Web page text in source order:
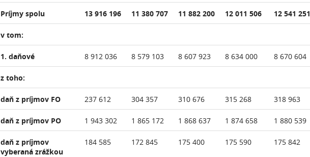
Príjmy spolu 13 916 196 11 380 707 11 882 200 12 011 506 12 541 251
v tom:
1. daňové 8 912 036 8 579 103 8 607 923 8 634 000 8 670 604
z toho:
daň z príjmov FO 237 612 304 357 310 676 315 268 318 963
daň z príjmov PO 1 943 302 1 865 172 1 868 637 1 874 658 1 880 539
daň z príjmov
vyberaná zrážkou
184 585 172 845 175 400 175 590 175 842